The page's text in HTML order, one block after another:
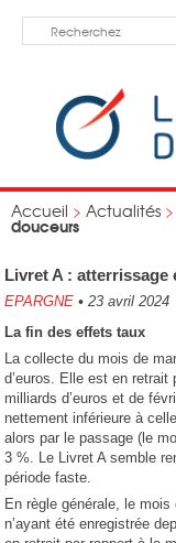
Accueil > Actualités >
douceurs
Livret A : atterrissage
EPARGNE • 23 avril 2024
La fin des effets taux
La collecte du mois de
d’euros. Elle est en
milliards d’euros et de
nettement inférieure à
alors par le passage (le
3 %. Le Livret A semble
période faste.
En règle générale, le
n’ayant été enregistrée